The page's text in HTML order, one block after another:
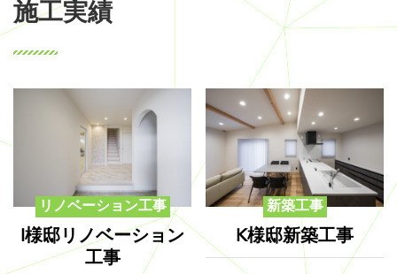
施工実績
リノベーション工事
I様邸リノベーション
工事
新築工事
K様邸新築工事